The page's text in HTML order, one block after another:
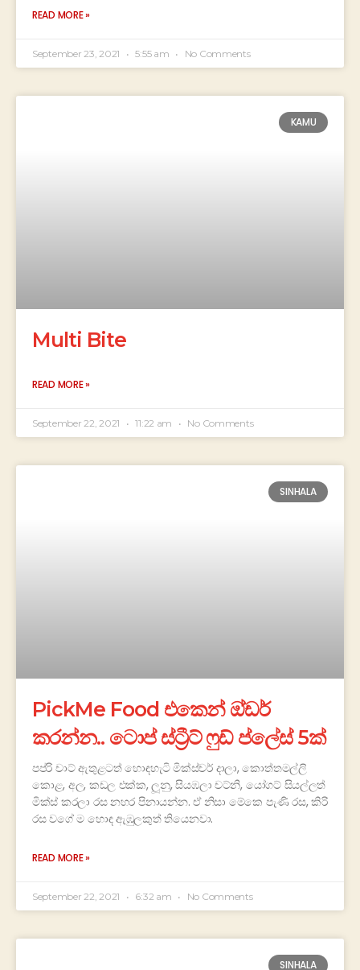
READ MORE »
September 23, 2021 5:55 am No Comments
KAMU
Multi Bite
READ MORE »
September 22, 2021 11:22 am No Comments
SINHALA
PickMe Food එකෙන් ඔ්ඩර්
කරන්න.. ටොප් ස්ට්‍රීට් ෆුඩ් ‌ප්ලේස් 5ක්
පප්රි චාට් ඇතුළටත් හොඳහැටි මික්ස්චර් දාලා, කොත්තමල්ලි
කොළ, අල, කඩල එක්ක, ලූනු, සියඹලා චට්නි, යෝගට් සියල්ලත්
මික්ස් කරලා රස නහර පිනායන්න. ඒ නිසා මේකෙ පැණි රස, කිරි
රස වගේ ම හොඳ ඇඹුලකුත් තියෙනවා.
READ MORE »
September 22, 2021 6:32 am No Comments
SINHALA